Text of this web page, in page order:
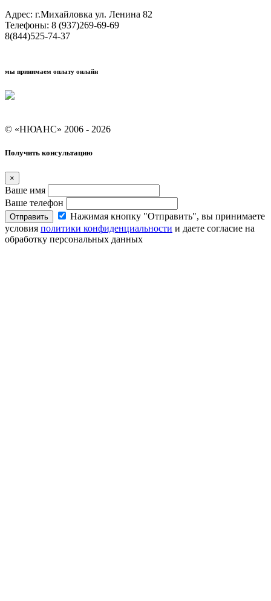
Адрес: г.Михайловка ул. Ленина 82
Телефоны: 8 (937)269-69-69
8(844)525-74-37
мы принимаем оплату онлайн
© «НЮАНС» 2006 - 2026
Получить консультацию
×
Ваше имя
Ваше телефон
Отправить
Нажимая кнопку "Отправить", вы принимаете
условия политики конфиденциальности и даете согласие на
обработку персональных данных